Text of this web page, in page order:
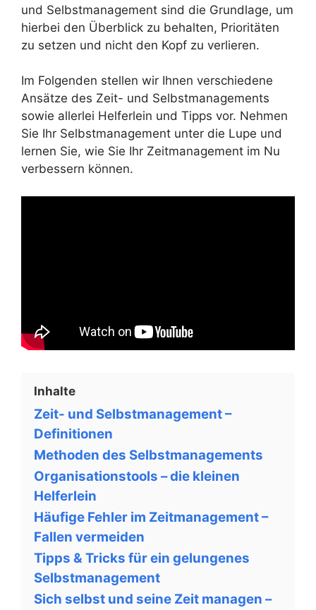
und Selbstmanagement sind die Grundlage, um
hierbei den Überblick zu behalten, Prioritäten
zu setzen und nicht den Kopf zu verlieren.
Im Folgenden stellen wir Ihnen verschiedene
Ansätze des Zeit- und Selbstmanagements
sowie allerlei Helferlein und Tipps vor. Nehmen
Sie Ihr Selbstmanagement unter die Lupe und
lernen Sie, wie Sie Ihr Zeitmanagement im Nu
verbessern können.
Inhalte
Zeit- und Selbstmanagement –
Definitionen
Methoden des Selbstmanagements
Organisationstools – die kleinen
Helferlein
Häufige Fehler im Zeitmanagement –
Fallen vermeiden
Tipps & Tricks für ein gelungenes
Selbstmanagement
Sich selbst und seine Zeit managen –